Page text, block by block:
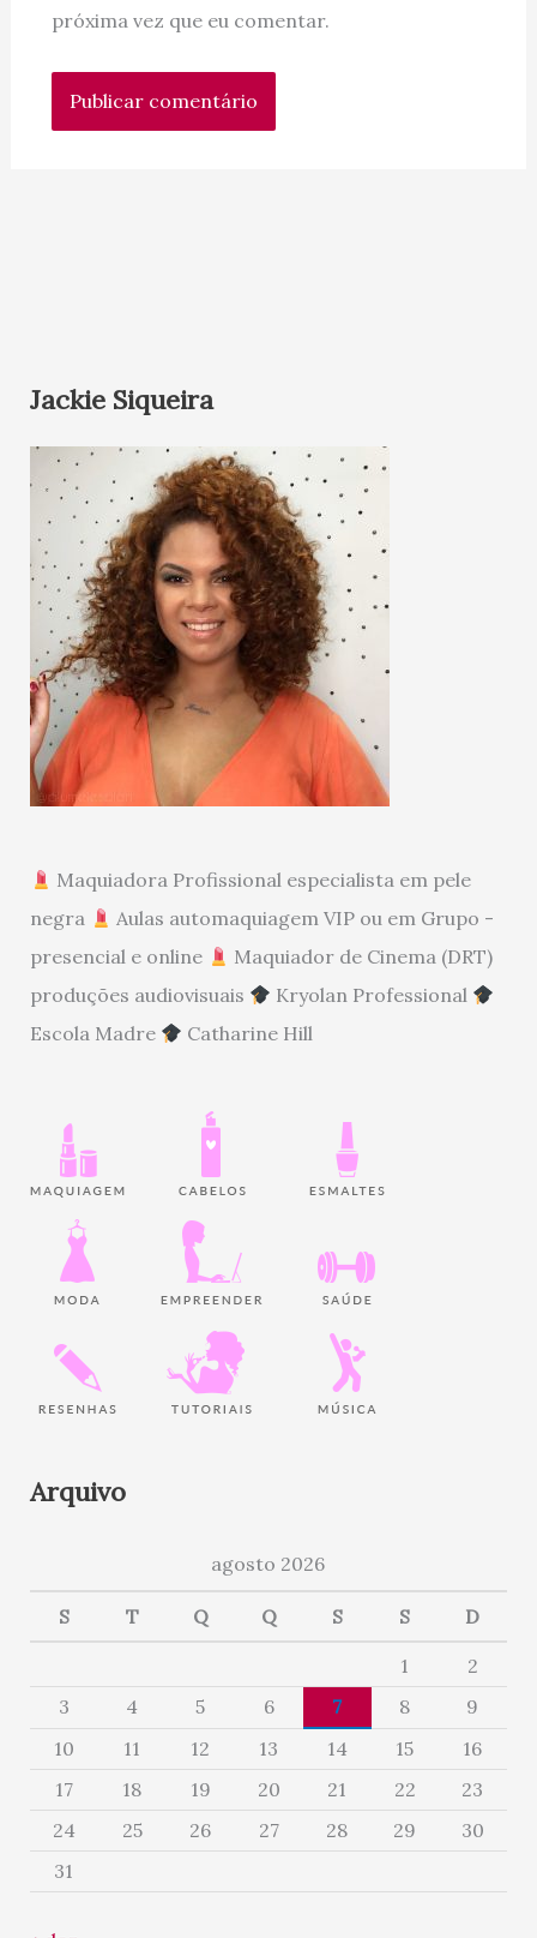
próxima vez que eu comentar.
Jackie Siqueira
Maquiadora Profissional especialista em pele
negra
Aulas automaquiagem VIP ou em Grupo -
presencial e online
Maquiador de Cinema (DRT)
produções audiovisuais
Kryolan Professional
Escola Madre
Catharine Hill
Arquivo
agosto 2026
S T Q Q S S D
1
2
3
4 5 6 7 8
9
10
11 12 13 14 15
16
17
18 19 20 21 22
23
24
25 26 27 28 29
30
31